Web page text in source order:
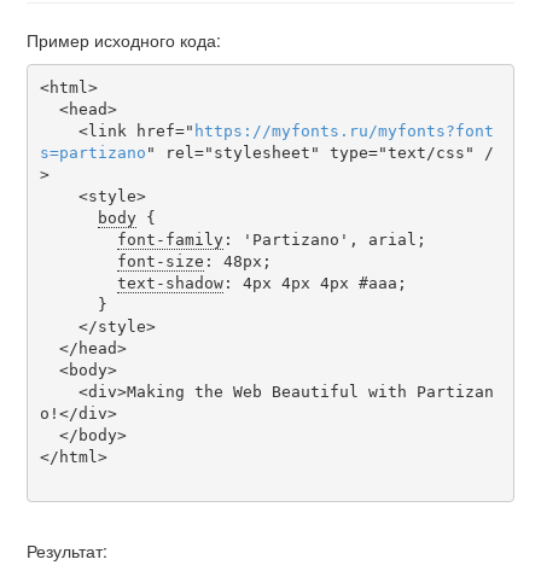
Пример исходного кода:
<html>
    <link href="
https ://myfonts . ru /myfonts?font
s=partizano " rel="stylesheet" type="text/css" /
>
body {
font-family: 'Partizano', arial;
font-size : 48px;
text-shadow: 4px 4px 4px #aaa;
o!</div>
</html>
Результат: